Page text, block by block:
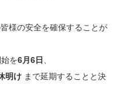
様の安全を確保することが
を6月6日
明け まで延期することと決